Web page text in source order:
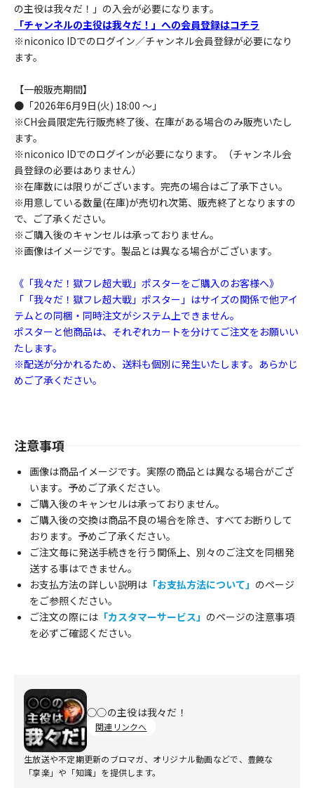
の主役は我々だ！」の入会が必要になります。
「チャンネルの主役は我々だ！」への会員登録はコチラ
※niconico IDでのログイン／チャンネル会員登録が必要になり
ます。
【一般販売期間】
●「2026年6月9日(火) 18:00 ～」
※CH会員限定先行販売終了後、在庫がある場合のみ販売いたし
ます。
※niconico IDでのログインが必要になります。（チャンネル会
員登録の必要はありません）
※在庫数には限りがございます。完売の場合はご了承下さい。
※用意している数量(在庫)が売切れ次第、販売終了となりますの
で、ご了承ください。
※ご購入後のキャンセルは承っておりません。
※画像はイメージです。製品とは異なる場合がございます。
《「我々だ！獄フレ超大戦」ポスターをご購入のお客様へ》
「「我々だ！獄フレ超大戦」ポスター」はサイズの関係で他アイ
テムとの同梱・同時注文がシステム上できません。
ポスターと他商品は、それぞれカートを分けてご注文をお願いい
たします。
※配送が分かれるため、送料も個別に発生いたします。あらかじ
めご了承ください。
注意事項
画像は商品イメージです。実際の商品とは異なる場合がござ
います。予めご了承ください。
ご購入後のキャンセルは承っておりません。
ご購入後の交換は商品不良の場合を除き、すべてお断りして
おります。予めご了承ください。
ご注文毎に発送手続きを行う関係上、別々のご注文を同梱発
送する事はできません。
お支払方法の詳しい説明は 「お支払方法について」 のページ
をご参照ください。
ご注文の際には 「カスタマーサービス」 のページの注意事項
を必ずご確認ください。
◯◯の主役は我々だ！
関連リンクへ
生放送や不定期更新のブロマガ、オリジナル動画などで、豊饒な
「享楽」や「知識」を提供します。